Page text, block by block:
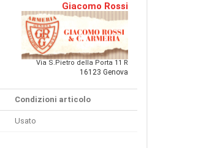
Giacomo Rossi
Via S.Pietro della Porta 11 R
16123 Genova
Condizioni articolo
Usato